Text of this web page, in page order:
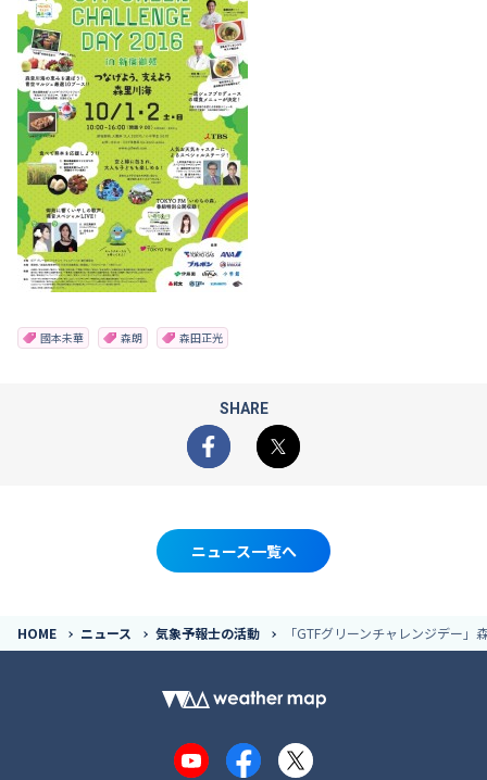
國本未華 森朗 森田正光
SHARE
Facebook
X
ニュース一覧へ
HOME ニュース 気象予報士の活動 「GTFグリーンチャレンジデー
YouTubeFacebook
X